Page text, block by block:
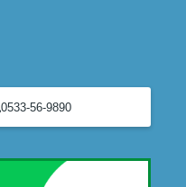
0533-56-9890